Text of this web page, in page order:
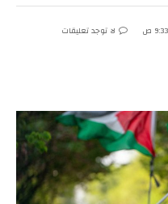
لا توجد تعليقات